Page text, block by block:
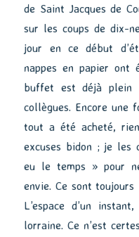
de Saint Jacques de
sur les coups de dix-
jour en ce début
nappes en papier ont
buffet est déjà plein
collègues. Encore
tout a été acheté,
excuses bidon ; je les
eu le temps » pour
envie. Ce sont
L’espace d’un
lorraine. Ce n’est